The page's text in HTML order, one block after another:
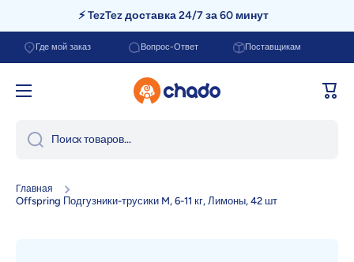
Перейти к содержанию
⚡ TezTez доставка 24/7 за 60 минут
Где мой заказ Вопрос-Ответ Поставщикам
Поиск товаров...
Главная
Offspring Подгузники-трусики M, 6-11 кг, Лимоны, 42 шт